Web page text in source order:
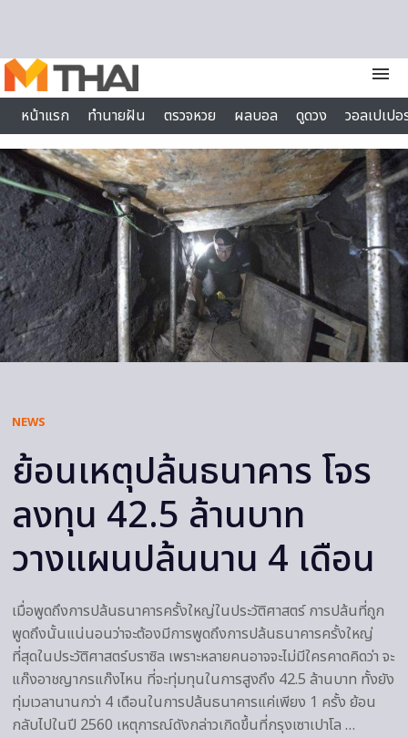
menu
หน้าแรก
ทำนายฝัน ตรวจหวย ผลบอล ดูดวง
วอลเปเป
ไลฟ์สไตล์
NEWS
ย้อนเหตุปล้นธนาคาร โจร
ลงทุน 42.5 ล้านบาท
วางแผนปล้นนาน 4 เดือน
เมื่อพูดถึงการปล้นธนาคารครั้งใหญ่ในประวัติศาสตร์ การปล้นที่ถูก
พูดถึงนั้นแน่นอนว่าจะต้องมีการพูดถึงการปล้นธนาคารครั้งใหญ่
ที่สุดในประวัติศาสตร์บราซิล เพราะหลายคนอาจจะไม่มีใครคาดคิดว่า จะ
แก๊งอาชญากรแก๊งไหน ที่จะทุ่มทุนในการสูงถึง 42.5 ล้านบาท ทั้งยัง
ทุ่มเวลานานกว่า 4 เดือนในการปล้นธนาคารแค่เพียง 1 ครั้ง ย้อน
กลับไปในปี 2560 เหตุการณ์ดังกล่าวเกิดขึ้นที่กรุงเซาเปาโล …